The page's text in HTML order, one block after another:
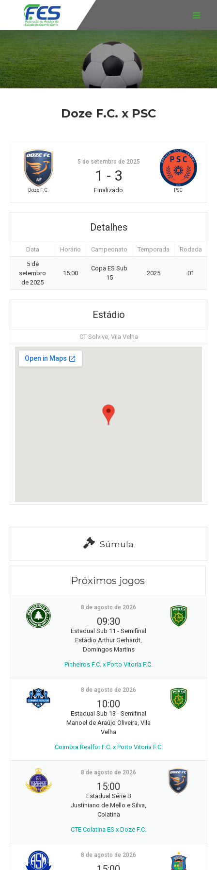
Doze F.C. x PSC
Doze F.C. PSC
5 de setembro de 2025
1 - 3
Finalizado
Detalhes
Data Horário Campeonato Temporada
Rodada
5 de
setembro
de 2025
15:00
Copa ES Sub
15
2025 01
Estádio
CT Solvive, Vila Velha
Súmula
Próximos jogos
8 de agosto de 2026
09:30
Estadual Sub 11 - Semifinal
Estádio Arthur Gerhardt,
Domingos Martins
Pinheiros F.C. x Porto Vitoria F.C.
8 de agosto de 2026
10:00
Estadual Sub 13 - Semifinal
Manoel de Araújo Oliveira, Vila
Velha
Coimbra Realfor F.C. x Porto Vitoria F.C.
8 de agosto de 2026
15:00
Estadual Série B
Justiniano de Mello e Silva,
Colatina
CTE Colatina ES x Doze F.C.
8 de agosto de 2026